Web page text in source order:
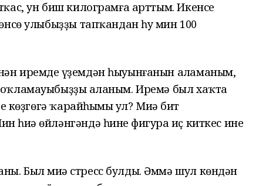
ун биш килограмға арттым. Икенсе
улыбыҙҙы тапҡандан һуң мин 100
иремдең үҙемдән һыуынғанын аңламаным,
аңланым. Иремә был хаҡта
көҙгөгә ҡарайһыңмы ул? Миңә бит
өйләнгәндә һинең фигураң иҫ киткес ине
Был миңә стресс булды. Әммә шул көндән